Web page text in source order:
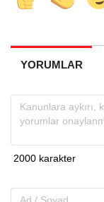
YORUMLAR